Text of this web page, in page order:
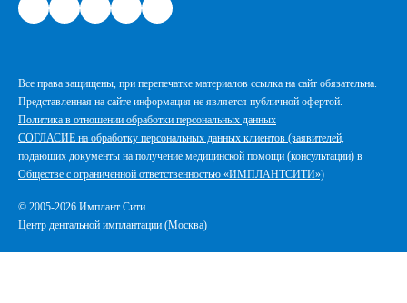
Все права защищены, при перепечатке материалов ссылка на сайт обязательна.
Представленная на сайте информация не является публичной офертой.
Политика в отношении обработки персональных данных
СОГЛАСИЕ на обработку персональных данных клиентов (заявителей,
подающих документы на получение медицинской помощи (консультации) в
Обществе с ограниченной ответственностью «ИМПЛАНТСИТИ»)
© 2005-2026 Имплант Сити
Центр дентальной имплантации (Москва)